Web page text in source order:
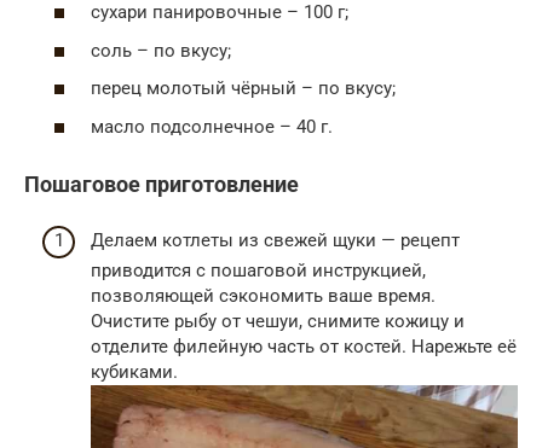
сухари панировочные – 100 г;
соль – по вкусу;
перец молотый чёрный – по вкусу;
масло подсолнечное – 40 г.
Пошаговое приготовление
Делаем котлеты из свежей щуки — рецепт
приводится с пошаговой инструкцией,
позволяющей сэкономить ваше время.
Очистите рыбу от чешуи, снимите кожицу и
отделите филейную часть от костей. Нарежьте её
кубиками.